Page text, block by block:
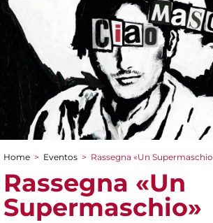
You are here
Home > Eventos > Rassegna «Un Supermaschio
Rassegna «Un
Supermaschio»